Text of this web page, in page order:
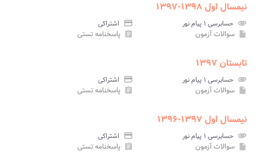
نیمسال اول ۱۳۹۸-۱۳۹۷
attachment حسابرسی ۱ پیام نور credit_card اشتراکی
insert_drive_file سوالات آزمون assignment پاسخنامه تستی
تابستان ۱۳۹۷
attachment حسابرسی ۱ پیام نور credit_card اشتراکی
insert_drive_file سوالات آزمون assignment پاسخنامه تستی
نیمسال اول ۱۳۹۷-۱۳۹۶
attachment حسابرسی ۱ پیام نور credit_card اشتراکی
insert_drive_file سوالات آزمون assignment پاسخنامه تستی